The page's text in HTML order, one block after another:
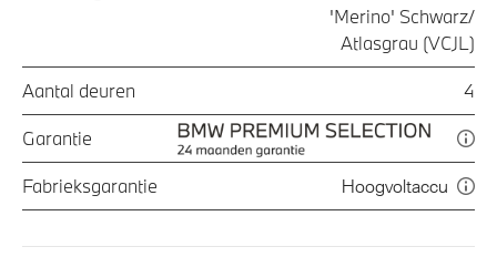
'Merino' Schwarz/
Atlasgrau (VCJL)
Aantal deuren 4
Garantie
Fabrieksgarantie Hoogvoltaccu